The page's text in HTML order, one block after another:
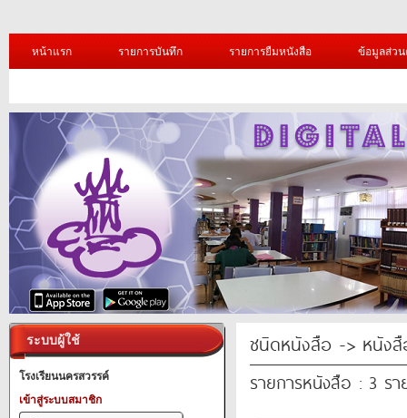
หน้าแรก รายการบันทึก รายการยืมหนังสือ ข้อมูลส่ว
ระบบผู้ใช้
โรงเรียนนครสวรรค์
เข้าสู่ระบบสมาชิก
ชนิดหนังสือ -> หนังสื
รายการหนังสือ : 3 รา